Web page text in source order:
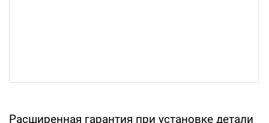
Расширенная гарантия при установке детали